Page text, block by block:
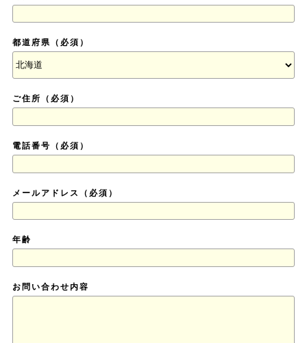
都道府県（必須）
ご住所（必須）
電話番号（必須）
メールアドレス（必須）
年齢
お問い合わせ内容